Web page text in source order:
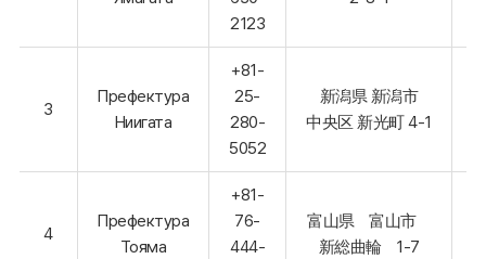
2123
3
Префектура
Ниигата
+81-
25-
280-
5052
新潟県 新潟市
中央区 新光町 4-1
4
Префектура
Тояма
+81-
76-
444-
富山県 富山市
新総曲輪 1-7